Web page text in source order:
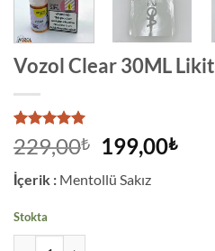
Vozol Clear 30ML Likit
4
müşteri
puanına
5 üzerinden
229,00₺
Orijinal
fiyat:
229,00₺.
199,00₺Şu
İçerik : Mentollü Sakız
Stokta